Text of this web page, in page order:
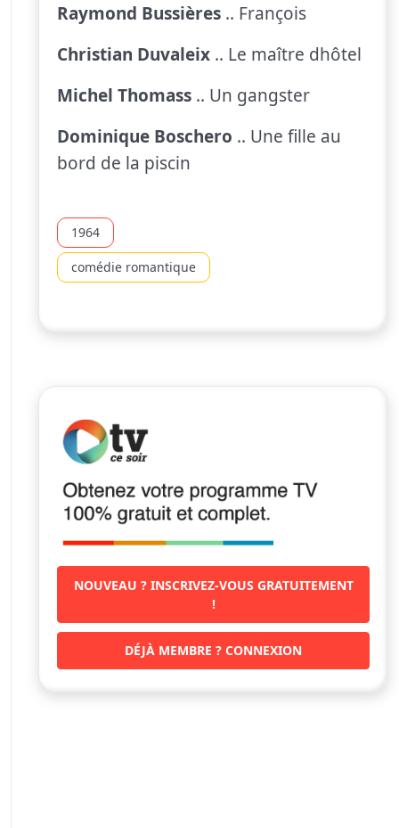
Raymond Bussières .. François
Christian Duvaleix .. Le maître dhôtel
Michel Thomass .. Un gangster
Dominique Boschero .. Une fille au
bord de la piscin
1964
comédie romantique
NOUVEAU ? INSCRIVEZ-VOUS GRATUITEMENT
!
DÉJÀ MEMBRE ? CONNEXION